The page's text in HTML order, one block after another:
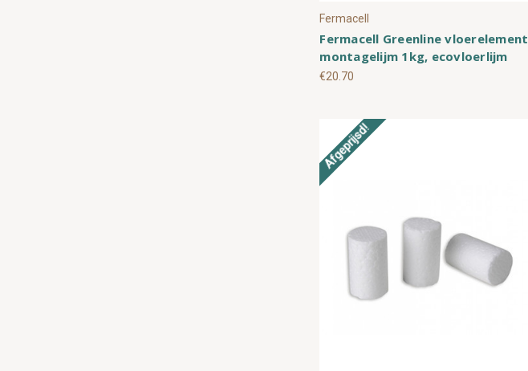
Fermacell
Fermacell Greenline vloerelement
montagelijm 1kg, ecovloerlijm
€20.70
Afgeprijsd!